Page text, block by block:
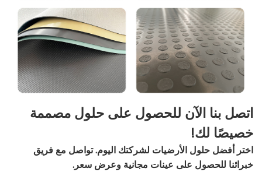
اتصل بنا الآن للحصول على حلول مصممة
خصيصًا لك!
اختر أفضل حلول الأرضيات لشركتك اليوم. تواصل مع فريق
خبرائنا للحصول على عينات مجانية وعرض سعر.